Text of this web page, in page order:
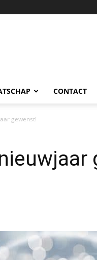
CONTACT
gewenst!